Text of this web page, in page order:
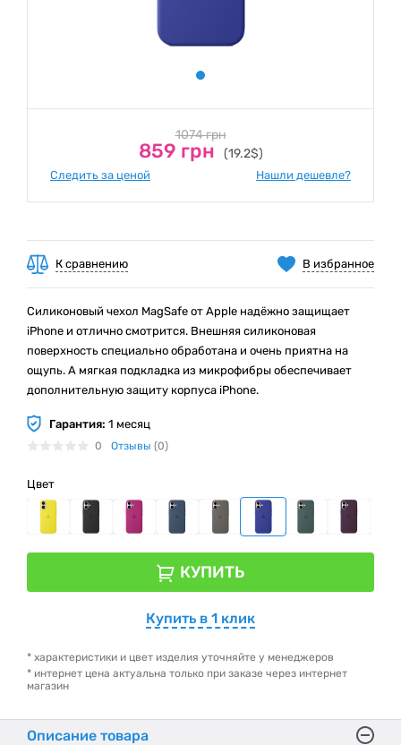
1074 грн
859 грн (19.2$)
Следить за ценой Нашли дешевле?
В избранное
К сравнению
Силиконовый чехол MagSafe от Apple надёжно защищает
iPhone и отлично смотрится. Внешняя силиконовая
поверхность специально обработана и очень приятна на
ощупь. А мягкая подкладка из микрофибры обеспечивает
дополнительную защиту корпуса iPhone.
Гарантия: 1 месяц
0 Отзывы (0)
Цвет
КУПИТЬ
Купить в 1 клик
* характеристики и цвет изделия уточняйте у менеджеров
* интернет цена актуальна только при заказе через интернет
магазин
Описание товара